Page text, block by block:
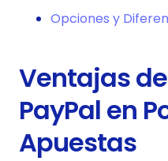
Opciones y
Ventajas
PayPal en
Apuestas